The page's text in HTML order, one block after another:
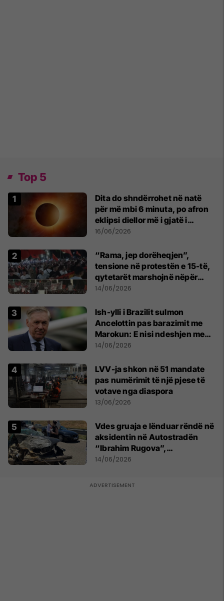
Top 5
Dita do shndërrohet në natë
për më mbi 6 minuta, po afron
eklipsi diellor më i gjatë i
shekullit të 21-të
16/06/2026
“Rama, jep dorëheqjen”,
tensione në protestën e 15-të,
qytetarët marshojnë nëpër
kryeqytet
14/06/2026
Ish-ylli i Brazilit sulmon
Ancelottin pas barazimit me
Marokun: E nisi ndeshjen me
formacionin e gabuar
14/06/2026
LVV-ja shkon në 51 mandate
pas numërimit të një pjese të
votave nga diaspora
13/06/2026
Vdes gruaja e lënduar rëndë në
aksidentin në Autostradën
“Ibrahim Rugova”,
bashkëshorti në gjendje të
14/06/2026